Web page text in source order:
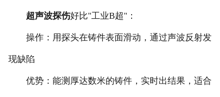
超声波探伤好比"工业B超"：
操作：用探头在铸件表面滑动，通过声波反射发
现缺陷
优势：能测厚达数米的铸件，实时出结果，适合